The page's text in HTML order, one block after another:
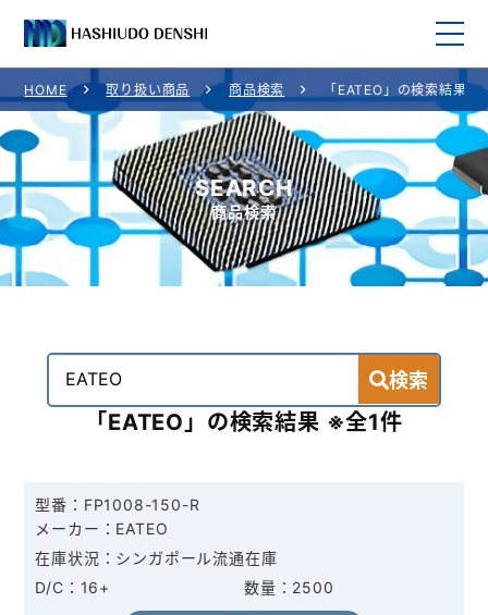
HOME
取り扱い商品
取り扱いメーカー
ご利用案内
お問い合わせ
HOME 取り扱い商品 商品検索 「EATEO」の検索結果
SEARCH
商品検索
検索
「EATEO」の検索結果 ※全1件
FP1008-150-R
EATEO
2500
シンガポール流通在庫
16+